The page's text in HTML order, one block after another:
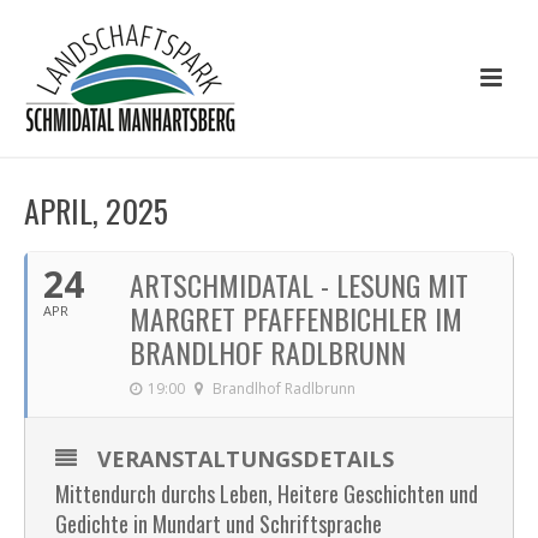
APRIL, 2025
24
APR
ARTSCHMIDATAL - LESUNG MIT
MARGRET PFAFFENBICHLER IM
BRANDLHOF RADLBRUNN
19:00 Brandlhof Radlbrunn
VERANSTALTUNGSDETAILS
Mittendurch durchs Leben, Heitere Geschichten und
Gedichte in Mundart und Schriftsprache